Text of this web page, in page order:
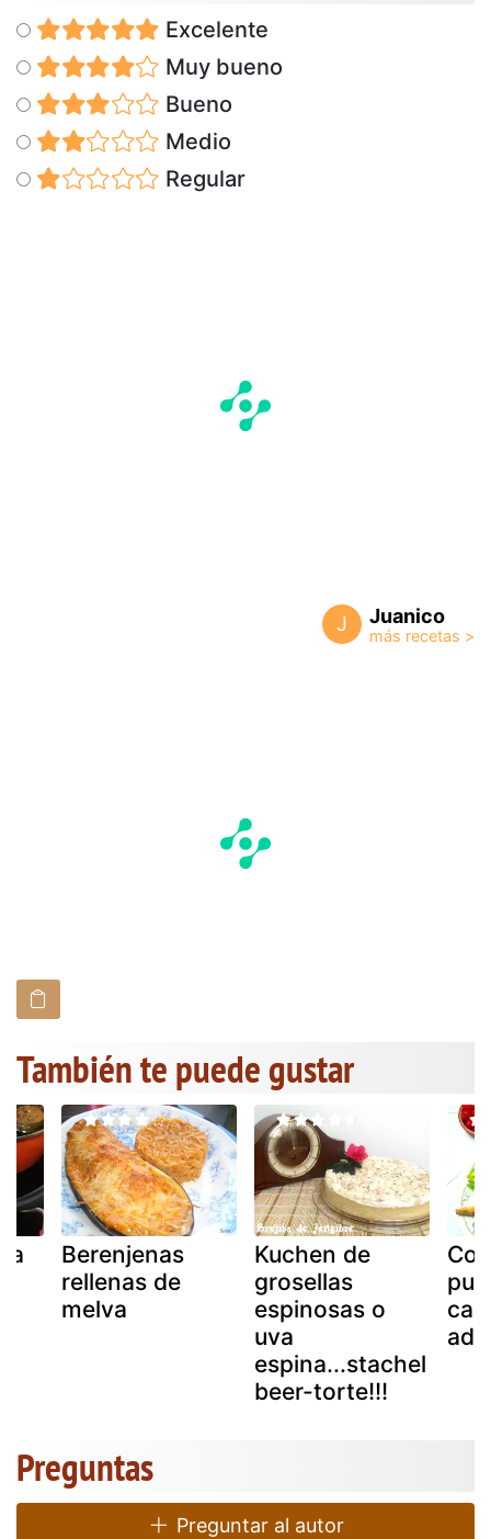
Excelente
Muy bueno
Bueno
Medio
Regular
J Juanico
También te puede gustar
Berenjenas
rellenas de
melva
Kuchen de
grosellas
espinosas o
uva
espina...stachel
beer-torte!!!
Preguntas
Preguntar al autor